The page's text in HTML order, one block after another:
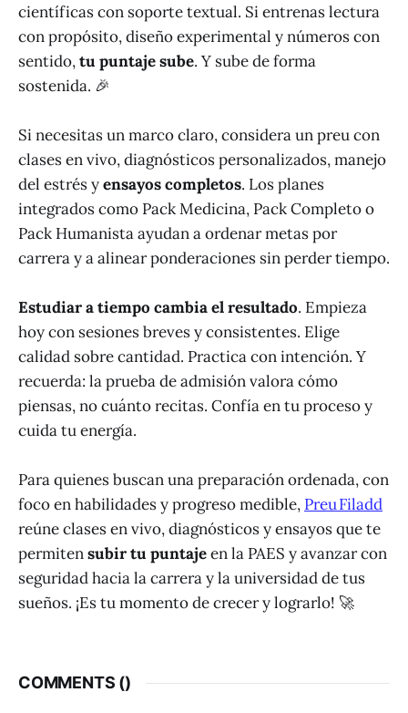
científicas con soporte textual. Si entrenas lectura
con propósito, diseño experimental y números con
sentido,tu puntaje sube. Y sube de forma
sostenida. 🎉
Si necesitas un marco claro, considera un preu con
clases en vivo, diagnósticos personalizados, manejo
del estrés yensayos completos. Los planes
integrados como Pack Medicina, Pack Completo o
Pack Humanista ayudan a ordenar metas por
carrera y a alinear ponderaciones sin perder tiempo.
Estudiar a tiempo cambia el resultado. Empieza
hoy con sesiones breves y consistentes. Elige
calidad sobre cantidad. Practica con intención. Y
recuerda: la prueba de admisión valora cómo
piensas, no cuánto recitas. Confía en tu proceso y
cuida tu energía.
Para quienes buscan una preparación ordenada, con
foco en habilidades y progreso medible, Preu Filadd
reúne clases en vivo, diagnósticos y ensayos que te
permitensubir tu puntajeen la PAES y avanzar con
seguridad hacia la carrera y la universidad de tus
sueños. ¡Es tu momento de crecer y lograrlo! 🚀
COMMENTS ()